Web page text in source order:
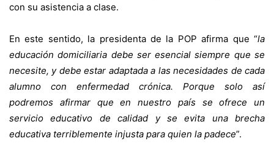
con su asistencia a clase.
En este sentido, la presidenta de la POP afirma que “la
educación domiciliaria debe ser esencial siempre que se
necesite, y debe estar adaptada a las necesidades de cada
alumno con enfermedad crónica. Porque solo así
podremos afirmar que en nuestro país se ofrece un
servicio educativo de calidad y se evita una brecha
educativa terriblemente injusta para quien la padece”.